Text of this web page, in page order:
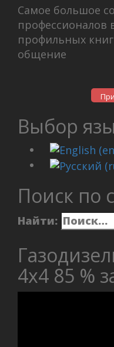
Самое большое
профессионалов
профильных
общение
Выбор
Поиск по
Найти:
4х4 85 %